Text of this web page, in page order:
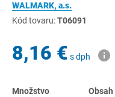
WALMARK, a.s.
Kód tovaru:T06091
8,16 € s dph
Množstvo